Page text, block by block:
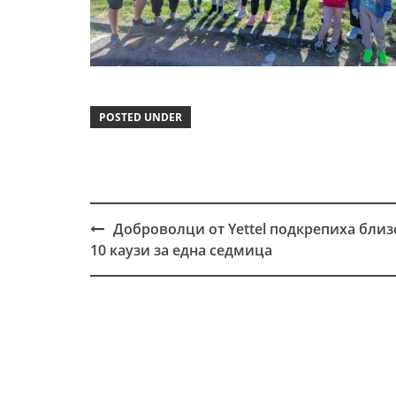
POSTED UNDER
Post
navigation
Доброволци от Yettel подкрепиха
10 каузи за една седмица